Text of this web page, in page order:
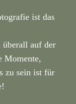
ist das
überall auf der
Momente,
zu sein ist für